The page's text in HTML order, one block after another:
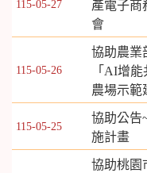
115-05-27
產電子商
會
115-05-26
協助農業
「AI增
農場示範
115-05-25
協助公告
施計畫
協助桃園